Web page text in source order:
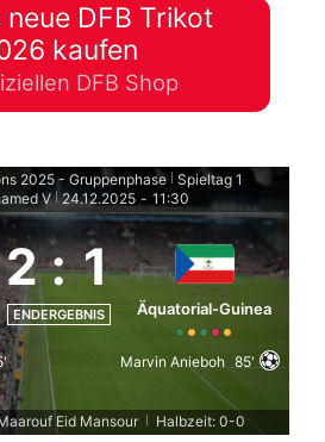
neue DFB Trikot
kaufen
DFB Shop
2025 - Gruppenphase
Spieltag 1
V
24.12.2025 - 11:30
2 : 1
ENDERGEBNIS Äquatorial-Guinea
Marvin Anieboh 85'
Eid Mansour Halbzeit: 0-0